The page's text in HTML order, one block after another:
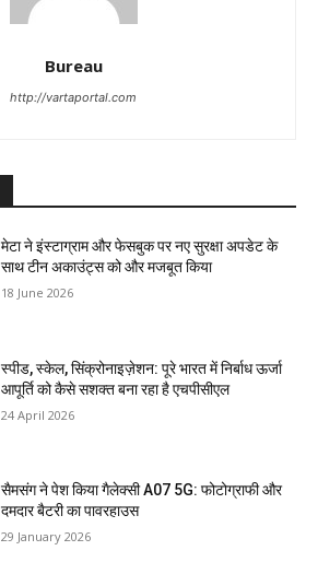
Bureau
http://vartaportal.com
मेटा ने इंस्टाग्राम और फेसबुक पर नए सुरक्षा अपडेट के
साथ टीन अकाउंट्स को और मजबूत किया
18 June 2026
स्पीड, स्केल, सिंक्रोनाइज़ेशन: पूरे भारत में निर्बाध ऊर्जा
आपूर्ति को कैसे सशक्त बना रहा है एचपीसीएल
24 April 2026
सैमसंग ने पेश किया गैलेक्सी A07 5G: फोटोग्राफी और
दमदार बैटरी का पावरहाउस
29 January 2026